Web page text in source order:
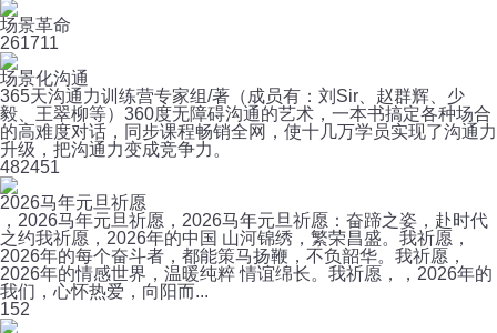
场景革命
261711
场景化沟通
365天沟通力训练营专家组/著（成员有：刘Sir、赵群辉、少
毅、王翠柳等）360度无障碍沟通的艺术，一本书搞定各种场合
的高难度对话，同步课程畅销全网，使十几万学员实现了沟通力
升级，把沟通力变成竞争力。
482451
2026马年元旦祈愿
，2026马年元旦祈愿，2026马年元旦祈愿：奋蹄之姿，赴时代
之约我祈愿，2026年的中国 山河锦绣，繁荣昌盛。我祈愿，
2026年的每个奋斗者，都能策马扬鞭，不负韶华。我祈愿，
2026年的情感世界，温暖纯粹 情谊绵长。我祈愿，，2026年的
我们，心怀热爱，向阳而...
152